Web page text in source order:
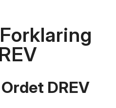
DREV